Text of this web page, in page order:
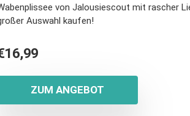
von Jalousiescout mit rascher
Auswahl kaufen!
16,99
ZUM ANGEBOT